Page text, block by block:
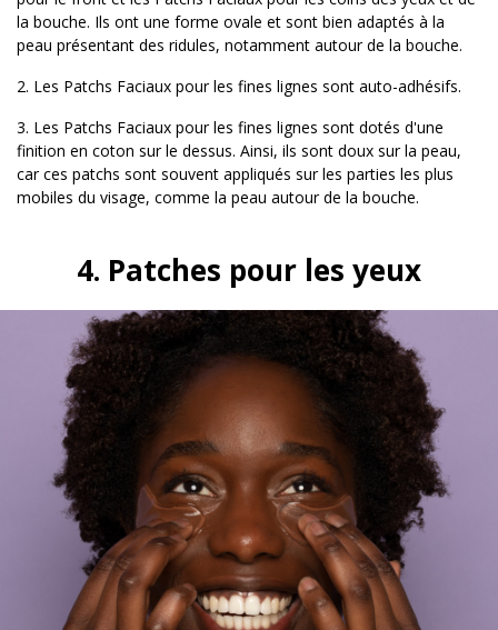
la bouche. Ils ont une forme ovale et sont bien adaptés à la
peau présentant des ridules, notamment autour de la bouche.
2. Les Patchs Faciaux pour les fines lignes sont auto-adhésifs.
3. Les Patchs Faciaux pour les fines lignes sont dotés d'une
finition en coton sur le dessus. Ainsi, ils sont doux sur la peau,
car ces patchs sont souvent appliqués sur les parties les plus
mobiles du visage, comme la peau autour de la bouche.
4. Patches pour les yeux